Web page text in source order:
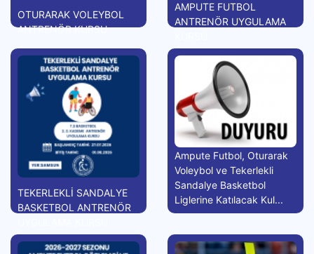
OTURARAK VOLEYBOL
ANTRENÖR KURSU
AMPUTE FUTBOL
ANTRENÖR UYGULAMA
TEKERLEKLİ SANDALYE
BASKETBOL ANTRENÖR
Ampute Futbol, Oturarak
Voleybol ve Tekerlekli
Sandalye Basketbol
Liglerine Katılacak Kul...